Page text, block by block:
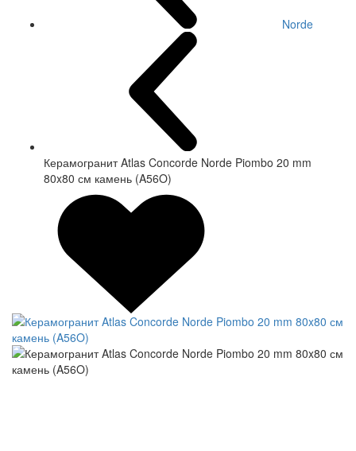
Norde
Керамогранит Atlas Concorde Norde Piombo 20 mm
80x80 см камень (A56O)